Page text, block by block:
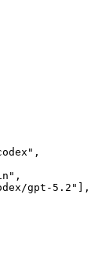
,
,
gpt-5.2"
],